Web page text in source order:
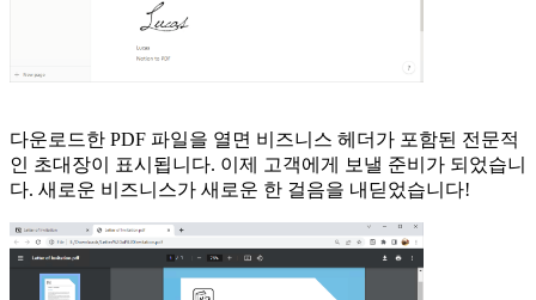
다운로드한 PDF 파일을 열면 비즈니스 헤더가 포함된 전문적
인 초대장이 표시됩니다. 이제 고객에게 보낼 준비가 되었습니
다. 새로운 비즈니스가 새로운 한 걸음을 내딛었습니다!